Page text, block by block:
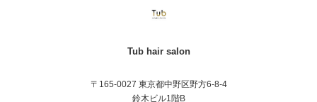
Tub hair salon
〒165-0027 東京都中野区野方6-8-4
鈴木ビル1階B